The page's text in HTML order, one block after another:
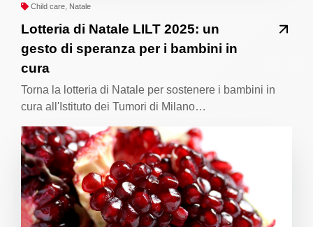
Child care, Natale
Lotteria di Natale LILT 2025: un
gesto di speranza per i bambini in
cura
Torna la lotteria di Natale per sostenere i bambini in
cura all'Istituto dei Tumori di Milano…